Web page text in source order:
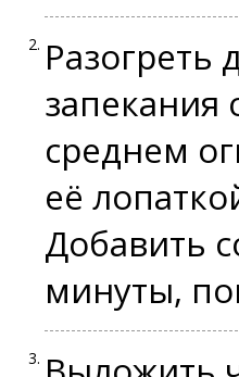
Разогреть
среднем
её
Добавить
минуты,